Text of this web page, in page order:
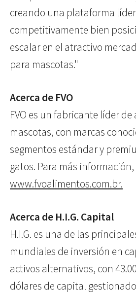
creando una plataforma
competitivamente bien
escalar en el atractivo
para mascotas."
Acerca de FVO
FVO es un fabricante líder
mascotas, con marcas
segmentos estándar y
gatos. Para más
www.fvoalimentos.com.br.
Acerca de H.I.G. Capital
H.I.G. es una de las
mundiales de inversión en
activos alternativos, con
dólares de capital